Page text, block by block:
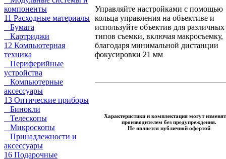
компоненты
11 Расходные материалы
Бумага
Картриджи
12 Компьютерная
техника
Периферийные
устройства
Компьютерные
аксессуары
13 Оптические приборы
Бинокли
Телескопы
Микроскопы
Принадлежности и
аксессуары
16 Подарочные
Управляйте настройками с помощью
кольца управления на объективе и
используйте объектив для различных
типов съемки, включая макросъемку,
благодаря минимальной дистанции
фокусировки 21 мм
Характеристики и комплектация могут
производителем без предупреждения.
Не является публичной офертой